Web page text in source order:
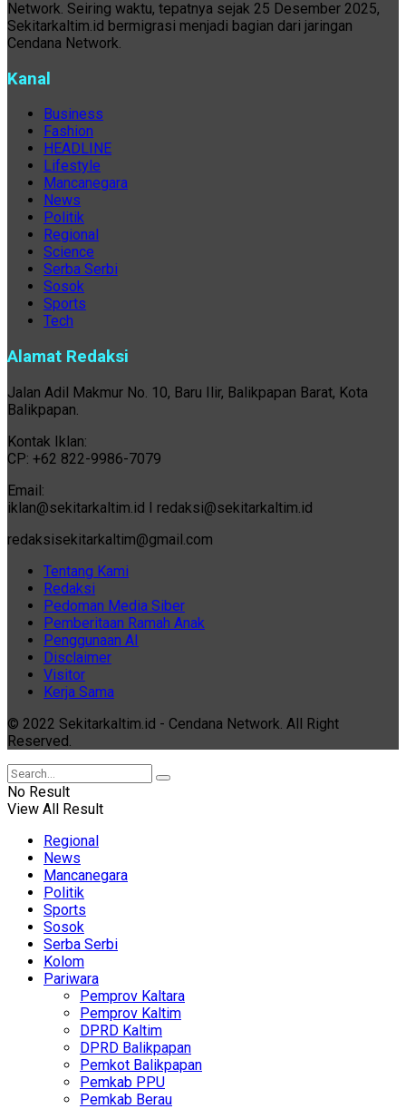
Network. Seiring waktu, tepatnya sejak 25 Desember 2025,
Sekitarkaltim.id bermigrasi menjadi bagian dari jaringan
Cendana Network.
Kanal
Business
Fashion
HEADLINE
Lifestyle
Mancanegara
News
Politik
Regional
Science
Serba Serbi
Sosok
Sports
Tech
Alamat Redaksi
Jalan Adil Makmur No. 10, Baru Ilir, Balikpapan Barat, Kota
Balikpapan.
Kontak Iklan:
CP: +62 822-9986-7079
Email:
iklan@sekitarkaltim.id I redaksi@sekitarkaltim.id
redaksisekitarkaltim@gmail.com
Tentang Kami
Redaksi
Pedoman Media Siber
Pemberitaan Ramah Anak
Penggunaan AI
Disclaimer
Visitor
Kerja Sama
© 2022 Sekitarkaltim.id - Cendana Network. All Right
Reserved.
No Result
View All Result
Regional
News
Mancanegara
Politik
Sports
Sosok
Serba Serbi
Kolom
Pariwara
Pemprov Kaltara
Pemprov Kaltim
DPRD Kaltim
DPRD Balikpapan
Pemkot Balikpapan
Pemkab PPU
Pemkab Berau